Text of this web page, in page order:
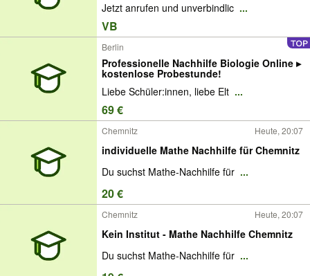
Anzeige aufgeben
Jetzt anrufen und unverbindlic ...
VB
Berlin
Professionelle Nachhilfe Biologie Online ▸
kostenlose Probestunde!
Liebe Schüler:innen, liebe Elt ...
69 €
Chemnitz Heute, 20:07
individuelle Mathe Nachhilfe für Chemnitz
Du suchst Mathe-Nachhilfe für ...
20 €
Chemnitz Heute, 20:07
Kein Institut - Mathe Nachhilfe Chemnitz
Du suchst Mathe-Nachhilfe für ...